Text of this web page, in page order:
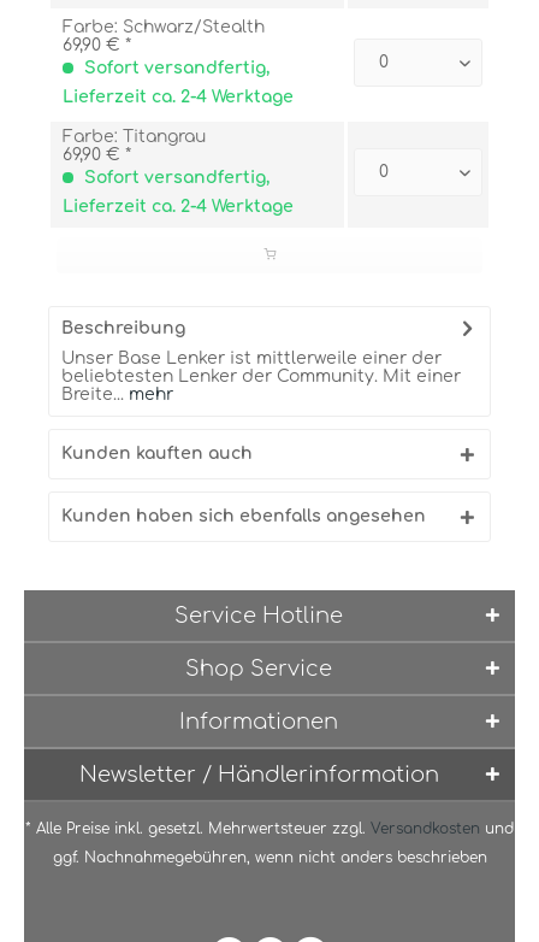
Farbe: Schwarz/Stealth
69,90 € *
Sofort versandfertig,
Lieferzeit ca. 2-4 Werktage
Farbe: Titangrau
69,90 € *
Sofort versandfertig,
Lieferzeit ca. 2-4 Werktage
Beschreibung
Unser Base Lenker ist mittlerweile einer der
beliebtesten Lenker der Community. Mit einer
Breite... mehr
Kunden kauften auch
Kunden haben sich ebenfalls angesehen
Service Hotline
Shop Service
Informationen
Newsletter / Händlerinformation
* Alle Preise inkl. gesetzl. Mehrwertsteuer zzgl. Versandkosten und
ggf. Nachnahmegebühren, wenn nicht anders beschrieben